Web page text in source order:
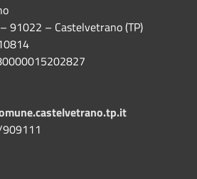
91022 – Castelvetrano (TP)